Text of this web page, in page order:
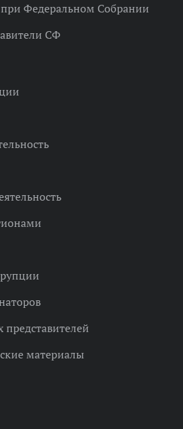
при Федеральном Собрании
СФ
материалы